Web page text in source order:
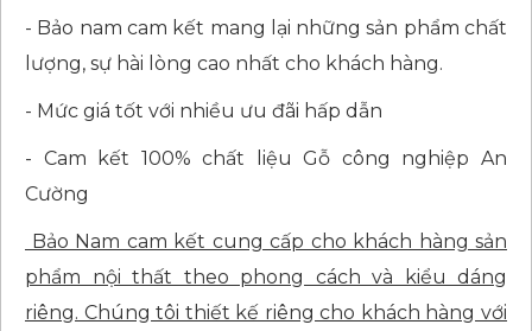
- Bảo nam cam kết mang lại những sản phẩm chất
lượng, sự hài lòng cao nhất cho khách hàng.
- Mức giá tốt với nhiều ưu đãi hấp dẫn
- Cam kết 100% chất liệu Gỗ công nghiệp An
Cường
Bảo Nam cam kết cung cấp cho khách hàng sản
phẩm nội thất theo phong cách và kiểu dáng
riêng. Chúng tôi thiết kế riêng cho khách hàng với